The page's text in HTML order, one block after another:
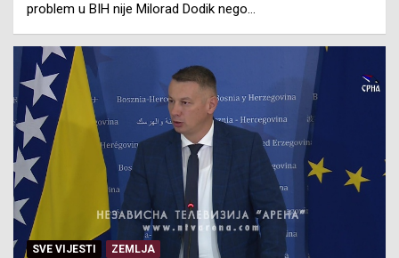
problem u BIH nije Milorad Dodik nego…
SVE VIJESTI ZEMLJA